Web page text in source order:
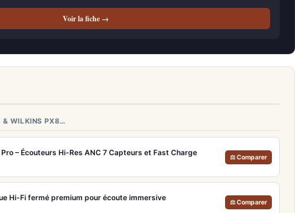
Voir la fiche →
& WILKINS PX8…
– Écouteurs Hi-Res ANC 7 Capteurs et Fast Charge
⚖ Comparer
Hi-Fi fermé premium pour écoute immersive
⚖ Comparer